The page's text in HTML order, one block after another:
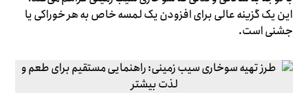
این یک گزینه عالی برای افزودن یک لمسه خاص به هر خوراکی یا
جشنی است.